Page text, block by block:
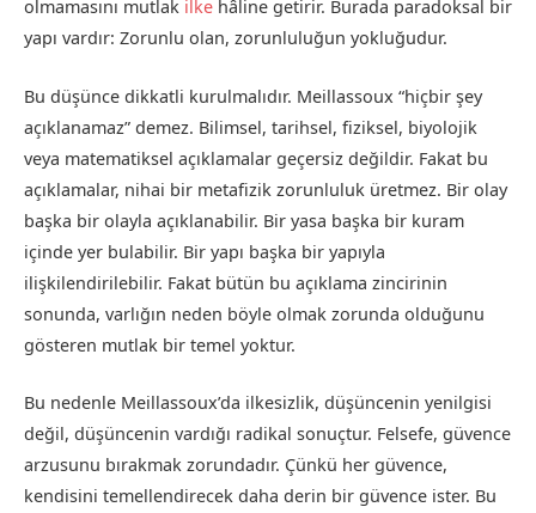
olmamasını mutlak ilke hâline getirir. Burada paradoksal bir
yapı vardır: Zorunlu olan, zorunluluğun yokluğudur.
Bu düşünce dikkatli kurulmalıdır. Meillassoux “hiçbir şey
açıklanamaz” demez. Bilimsel, tarihsel, fiziksel, biyolojik
veya matematiksel açıklamalar geçersiz değildir. Fakat bu
açıklamalar, nihai bir metafizik zorunluluk üretmez. Bir olay
başka bir olayla açıklanabilir. Bir yasa başka bir kuram
içinde yer bulabilir. Bir yapı başka bir yapıyla
ilişkilendirilebilir. Fakat bütün bu açıklama zincirinin
sonunda, varlığın neden böyle olmak zorunda olduğunu
gösteren mutlak bir temel yoktur.
Bu nedenle Meillassoux’da ilkesizlik, düşüncenin yenilgisi
değil, düşüncenin vardığı radikal sonuçtur. Felsefe, güvence
arzusunu bırakmak zorundadır. Çünkü her güvence,
kendisini temellendirecek daha derin bir güvence ister. Bu